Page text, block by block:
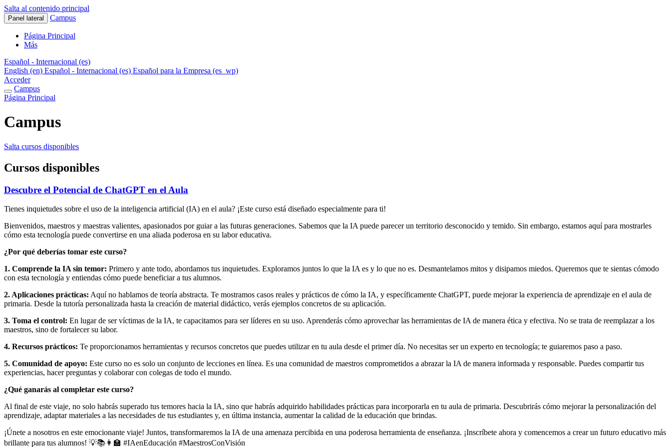
Salta al contenido principal
Panel lateral Campus
Página Principal
Más
Español - Internacional ‎(es)‎
English ‎(en)‎ Español - Internacional ‎(es)‎ Español para la Empresa ‎(es_wp)‎
Acceder
Campus
Página Principal
Campus
Salta cursos disponibles
Cursos disponibles
Descubre el Potencial de ChatGPT en el Aula
Tienes inquietudes sobre el uso de la inteligencia artificial (IA) en el aula? ¡Este curso está diseñado especialmente para ti!
Bienvenidos, maestros y maestras valientes, apasionados por guiar a las futuras generaciones. Sabemos que la IA puede parecer un territorio desconocido y temido. Sin embargo, estamos aquí para mostrarles
cómo esta tecnología puede convertirse en una aliada poderosa en su labor educativa.
¿Por qué deberías tomar este curso?
1. Comprende la IA sin temor: Primero y ante todo, abordamos tus inquietudes. Exploramos juntos lo que la IA es y lo que no es. Desmantelamos mitos y disipamos miedos. Queremos que te sientas cómodo
con esta tecnología y entiendas cómo puede beneficiar a tus alumnos.
2. Aplicaciones prácticas: Aquí no hablamos de teoría abstracta. Te mostramos casos reales y prácticos de cómo la IA, y específicamente ChatGPT, puede mejorar la experiencia de aprendizaje en el aula de
primaria. Desde la tutoría personalizada hasta la creación de material didáctico, verás ejemplos concretos de su aplicación.
3. Toma el control: En lugar de ser víctimas de la IA, te capacitamos para ser líderes en su uso. Aprenderás cómo aprovechar las herramientas de IA de manera ética y efectiva. No se trata de reemplazar a los
maestros, sino de fortalecer su labor.
4. Recursos prácticos: Te proporcionamos herramientas y recursos concretos que puedes utilizar en tu aula desde el primer día. No necesitas ser un experto en tecnología; te guiaremos paso a paso.
5. Comunidad de apoyo: Este curso no es solo un conjunto de lecciones en línea. Es una comunidad de maestros comprometidos a abrazar la IA de manera informada y responsable. Puedes compartir tus
experiencias, hacer preguntas y colaborar con colegas de todo el mundo.
¿Qué ganarás al completar este curso?
Al final de este viaje, no solo habrás superado tus temores hacia la IA, sino que habrás adquirido habilidades prácticas para incorporarla en tu aula de primaria. Descubrirás cómo mejorar la personalización del
aprendizaje, adaptar materiales a las necesidades de tus estudiantes y, en última instancia, aumentar la calidad de la educación que brindas.
¡Únete a nosotros en este emocionante viaje! Juntos, transformaremos la IA de una amenaza percibida en una poderosa herramienta de enseñanza. ¡Inscríbete ahora y comencemos a crear un futuro educativo más
brillante para tus alumnos! 💡📚👩‍🏫 #IAenEducación #MaestrosConVisión